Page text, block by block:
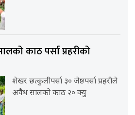
काठ पर्सा प्रहरीको
शेखर छत्कुलीपर्सा ३० जेष्ठपर्सा प्रहरीले
अवैध सालको काठ २० क्यु